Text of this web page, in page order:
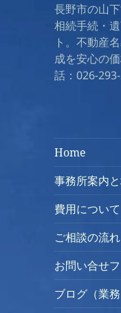
長野市の山
相続手続・
ト。不動産
成を安心の
話：026-
Home
事務所案内
費用について
ご相談の流れ
お問い合せ
ブログ（業務